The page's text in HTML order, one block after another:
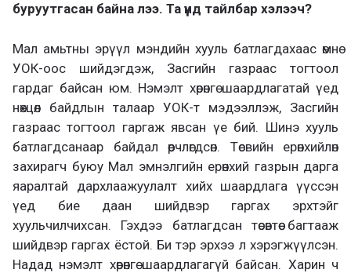
буруутгасан байна лээ. Та үүнд тайлбар хэлээч?
Мал амьтны эрүүл мэндийн хууль батлагдахаас өмнө
УОК-оос шийдэгдэж, Засгийн газраас тогтоол
гардаг байсан юм. Нэмэлт хөрөнгө шаардлагатай үед
нөхцөл байдлын талаар УОК-т мэдээллэж, Засгийн
газраас тогтоол гаргаж явсан үе бий. Шинэ хууль
батлагдсанаар байдал өөрчлөгдсөн. Төсвийн ерөнхийлөн
захирагч буюу Мал эмнэлгийн ерөнхий газрын дарга
яаралтай дархлаажуулалт хийх шаардлага үүссэн
үед бие даан шийдвэр гаргах эрхтэйг
хуульчилчихсан. Гэхдээ батлагдсан төсөвтөө багтааж
шийдвэр гаргах ёстой. Би тэр эрхээ л хэрэгжүүлсэн.
Надад нэмэлт хөрөнгө шаардлагагүй байсан. Харин ч